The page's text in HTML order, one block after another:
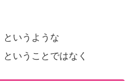
というような
ということではなく